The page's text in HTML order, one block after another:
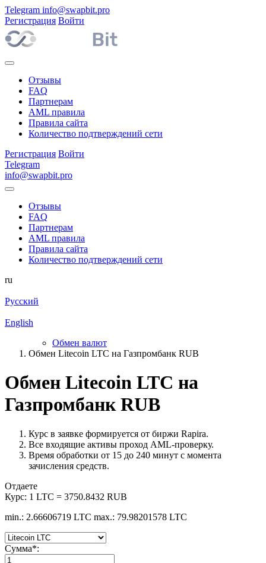
Telegram info@swapbit.pro
Регистрация Войти
Отзывы
FAQ
Партнерам
AML правила
Правила сайта
Количество подтверждений сети
Регистрация Войти
Telegram
info@swapbit.pro
Отзывы
FAQ
Партнерам
AML правила
Правила сайта
Количество подтверждений сети
ru
Русский
English
Обмен валют
Обмен Litecoin LTC на Газпромбанк RUB
Обмен Litecoin LTC на
Газпромбанк RUB
Курс в заявке формируется от биржи Rapira.
Все входящие активы проход AML-проверку.
Время обработки от 15 до 240 минут с момента
зачисления средств.
Отдаете
Курс: 1 LTC = 3750.8432 RUB
min.: 2.66606719 LTC max.: 79.98201578 LTC
Сумма*: